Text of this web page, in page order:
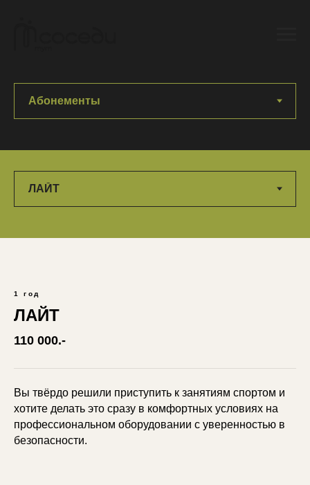
1 год
ЛАЙТ
110 000.-
Вы твёрдо решили приступить к занятиям спортом и
хотите делать это сразу в комфортных условиях на
профессиональном оборудовании с уверенностью в
безопасности.